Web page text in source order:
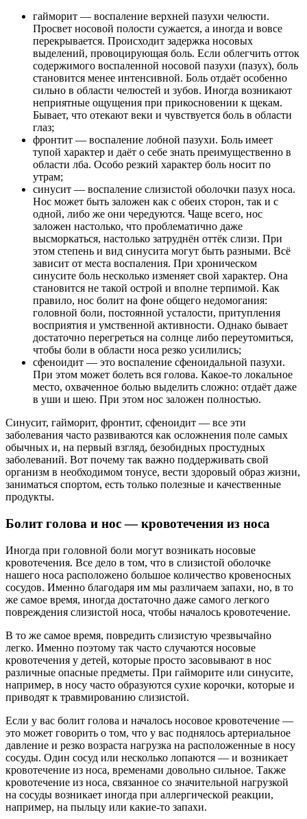
гайморит — воспаление верхней пазухи челюсти.
Просвет носовой полости сужается, а иногда и вовсе
перекрывается. Происходит задержка носовых
выделений, провоцирующая боль. Если облегчить отток
содержимого воспаленной носовой пазухи (пазух), боль
становится менее интенсивной. Боль отдаёт особенно
сильно в области челюстей и зубов. Иногда возникают
неприятные ощущения при прикосновении к щекам.
Бывает, что отекают веки и чувствуется боль в области
глаз;
фронтит — воспаление лобной пазухи. Боль имеет
тупой характер и даёт о себе знать преимущественно в
области лба. Особо резкий характер боль носит по
утрам;
синусит — воспаление слизистой оболочки пазух носа.
Нос может быть заложен как с обеих сторон, так и с
одной, либо же они чередуются. Чаще всего, нос
заложен настолько, что проблематично даже
высморкаться, настолько затруднён оттёк слизи. При
этом степень и вид синусита могут быть разными. Всё
зависит от места воспаления. При хроническом
синусите боль несколько изменяет свой характер. Она
становится не такой острой и вполне терпимой. Как
правило, нос болит на фоне общего недомогания:
головной боли, постоянной усталости, притупления
восприятия и умственной активности. Однако бывает
достаточно перегреться на солнце либо переутомиться,
чтобы боли в области носа резко усилились;
сфеноидит — это воспаление сфеноидальной пазухи.
При этом может болеть вся голова. Какое-то локальное
место, охваченное болью выделить сложно: отдаёт даже
в уши и шею. При этом нос заложен полностью.
Синусит, гайморит, фронтит, сфеноидит — все эти
заболевания часто развиваются как осложнения поле самых
обычных и, на первый взгляд, безобидных простудных
заболеваний. Вот почему так важно поддерживать свой
организм в необходимом тонусе, вести здоровый образ жизни,
заниматься спортом, есть только полезные и качественные
продукты.
Болит голова и нос — кровотечения из носа
Иногда при головной боли могут возникать носовые
кровотечения. Все дело в том, что в слизистой оболочке
нашего носа расположено большое количество кровеносных
сосудов. Именно благодаря им мы различаем запахи, но, в то
же самое время, иногда достаточно даже самого легкого
повреждения слизистой носа, чтобы началось кровотечение.
В то же самое время, повредить слизистую чрезвычайно
легко. Именно поэтому так часто случаются носовые
кровотечения у детей, которые просто засовывают в нос
различные опасные предметы. При гайморите или синусите,
например, в носу часто образуются сухие корочки, которые и
приводят к травмированию слизистой.
Если у вас болит голова и началось носовое кровотечение —
это может говорить о том, что у вас поднялось артериальное
давление и резко возраста нагрузка на расположенные в носу
сосуды. Один сосуд или несколько лопаются — и возникает
кровотечение из носа, временами довольно сильное. Также
кровотечение из носа, связанное со значительной нагрузкой
на сосуды возникает иногда при аллергической реакции,
например, на пыльцу или какие-то запахи.